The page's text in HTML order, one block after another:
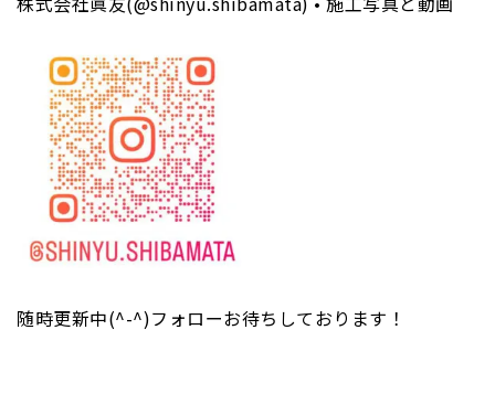
随時更新中(^-^)フォローお待ちしております！